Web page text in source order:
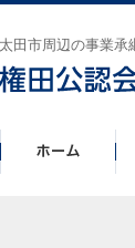
太田市周辺の事業承